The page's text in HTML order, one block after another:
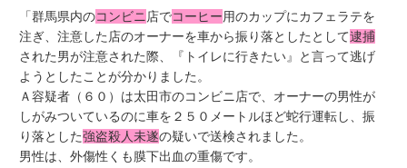
「群馬県内のコンビニ店でコーヒー用のカップにカフェラテを
注ぎ、注意した店のオーナーを車から振り落としたとして逮捕
された男が注意された際、『トイレに行きたい』と言って逃げ
ようとしたことが分かりました。
Ａ容疑者（６０）は太田市のコンビニ店で、オーナーの男性が
しがみついているのに車を２５０メートルほど蛇行運転し、振
り落とした強盗殺人未遂の疑いで送検されました。
男性は、外傷性くも膜下出血の重傷です。